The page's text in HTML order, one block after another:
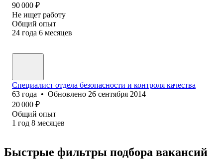
90 000 ₽
Не ищет работу
Общий опыт
24 года 6 месяцев
Специалист отдела безопасности и контроля качества
63 года • Обновлено 26 сентября 2014
20 000 ₽
Общий опыт
1 год 8 месяцев
Быстрые фильтры подбора вакансий